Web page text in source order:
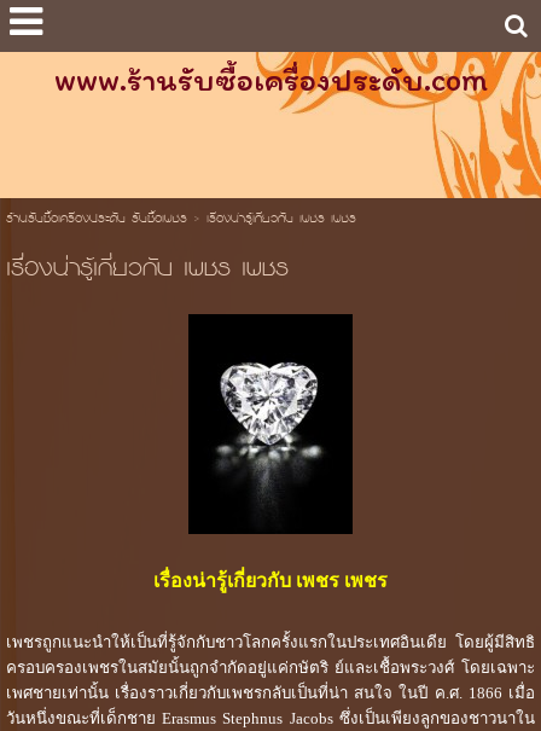
www.ร้านรับซื้อเครื่องประดับ.com
ร้านรับซื้อเครื่องประดับ รับซื้อเพชร> เรื่องน่ารู้เกี่ยวกับ เพชร เพชร
เรื่องน่ารู้เกี่ยวกับ เพชร เพชร
เรื่องน่ารู้เกี่ยวกับ เพชร เพชร
เพชรถูกแนะนำให้เป็นที่รู้จักกับชาวโลกครั้งแรกในประเทศอินเดีย โดยผู้มีสิทธิ
ครอบครองเพชรในสมัยนั้นถูกจำกัดอยู่แค่กษัตริ ย์และเชื้อพระวงศ์ โดยเฉพาะ
เพศชายเท่านั้น เรื่องราวเกี่ยวกับเพชรกลับเป็นที่น่า สนใจ ในปี ค.ศ. 1866 เมื่อ
วันหนึ่งขณะที่เด็กชาย Erasmus Stephnus Jacobs ซึ่งเป็นเพียงลูกของชาวนาใน